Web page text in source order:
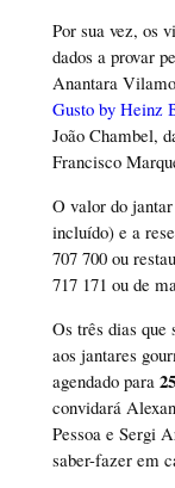
Por sua vez, os
dados a provar
Anantara
Gusto by Heinz
João Chambel,
Francisco
O valor do
incluído) e a
707 700 ou
717 171 ou de
Os três dias que
aos jantares
agendado para
convidará
Pessoa e Sergi
saber-fazer em